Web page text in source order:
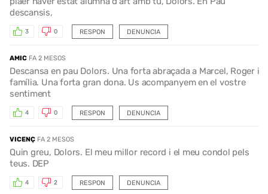
descansis,
RESPON
3 0 DENUNCIA
AMIC FA 2 MESOS
Descansa en pau Dolors. Una forta abraçada a Marcel, Roger i
família. Una forta gran dona. Us acompanyem en el vostre
sentiment
RESPON
4 0 DENUNCIA
VICENÇ FA 2 MESOS
Quin greu, Dolors. El meu millor record i el meu condol pels
teus. DEP
RESPON
4 2 DENUNCIA